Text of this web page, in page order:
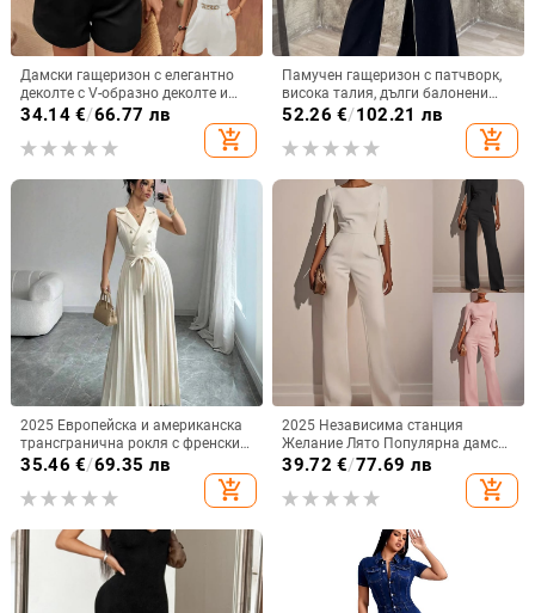
Дамски гащеризон с елегантно
деколте с V-образно деколте и
ръкави за външна търговия,
елегантни, с елегантно деколте,
европейски и американски
34.14€/66.77 лв
add_shopping_cart
Памучен гащеризон с патчворк,
висока талия, дълги балонени
ръкави, урбан стил
52.26 €/102.21 лв
add_shopping_cart
2025 Европейска и американска
трансгранична рокля с френски
костюм и яка от Amazon,
елегантна едноцветна плисирана
пола с V-образно деколте и
35.46 €/69.35 лв
add_shopping_cart
2025 Независима станция
Желание Лято Популярна дамска
мода Декорация с мъниста
Елегантен Елегантен Тънък
Гащеризон/Дрехи
39.72 €/77.69 лв
add_shopping_cart